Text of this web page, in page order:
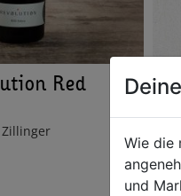
Red
Zillinger
Wie die
und